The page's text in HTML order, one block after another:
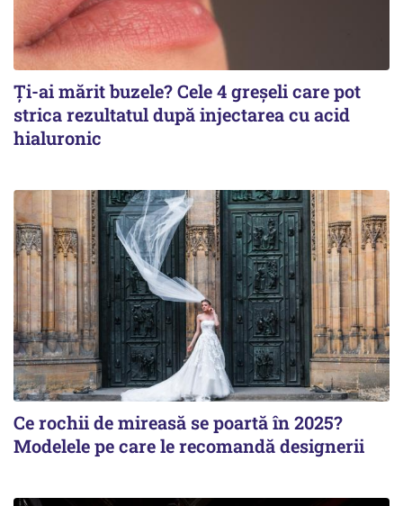
Ți-ai mărit buzele? Cele 4 greșeli care pot
strica rezultatul după injectarea cu acid
hialuronic
Ce rochii de mireasă se poartă în 2025?
Modelele pe care le recomandă designerii